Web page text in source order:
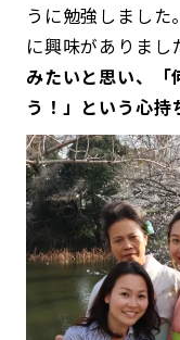
うに勉強しまし
に興味がありまし
みたいと思い、「
う！」という心持